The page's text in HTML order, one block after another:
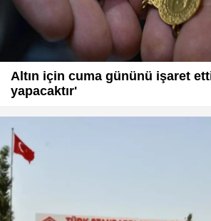
Altın için cuma gününü işaret
yapacaktır'